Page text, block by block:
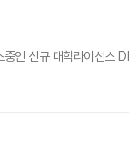
인 신규 대학라이선스